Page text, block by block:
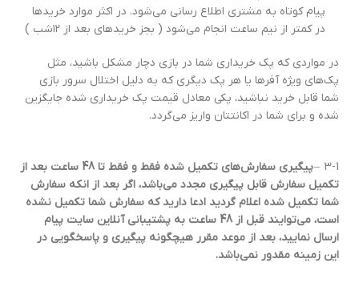
پیام کوتاه به مشتری اطلاع رسانی می‌شود. در اکثر موارد خرید‌ها
در کمتر از نیم ساعت انجام می‌شود ( بجز خرید‌های بعد از ۱۲شب )
در مواردی که پک خریداری شما در بازی دچار مشکل باشید، مثل
پک‌های ویژه آفر‌ها یا هر پک دیگری که به دلیل اختلال سرور بازی
شما قابل خرید نباشید، پکی معادل قیمت پک خریداری شده جایگزین
شده و برای شما در اکانتتان واریز می‌گردد.
3-1 –
پیگیری سفارش‌های تکمیل شده فقط و فقط تا 48 ساعت بعد از
تکمیل سفارش قابل پیگیری مجدد می‌باشد، اگر بعد از انکه سفارش
شما تکمیل شده اعلام گردید ادعا دارید که سفارش شما تکمیل نشده
است، می‌توایند قبل از 48 ساعت به پشتیبانی آنلاین سایت پیام
ارسال نمایید، بعد از موعد مقرر هیچگونه پیگیری و پاسخگویی در
این زمینه مقدور نمی‌باشد.